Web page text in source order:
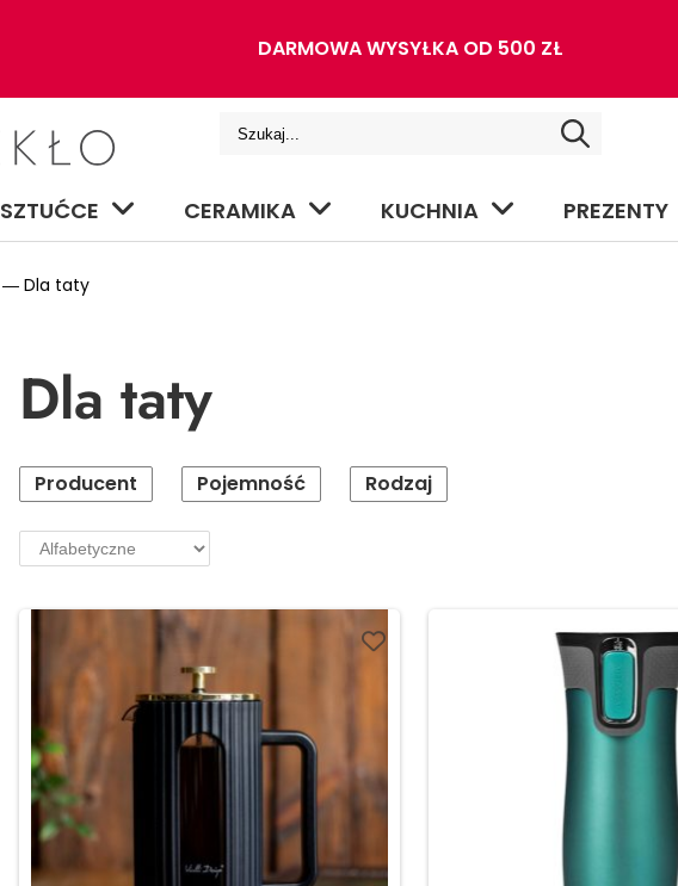
DARMOWA WYSYŁKA OD 500 ZŁ
SZTUĆCE CERAMIKA KUCHNIA PREZENTY
― Dla taty
Dla taty
Producent Pojemność Rodzaj